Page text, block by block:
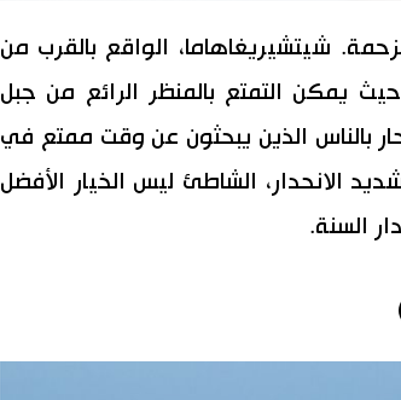
شيتشيريغاهاما، الواقع بالقرب من
يمكن التمتع بالمنظر الرائع من جبل
بالناس الذين يبحثون عن وقت ممتع في
الانحدار، الشاطئ ليس الخيار الأفضل
السنة.